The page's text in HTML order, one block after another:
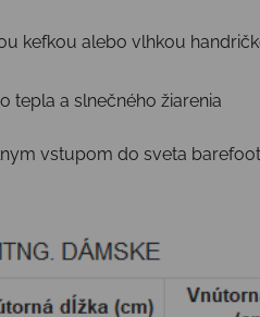
kefkou alebo vlhkou
tepla a slnečného žiarenia
vstupom do sveta